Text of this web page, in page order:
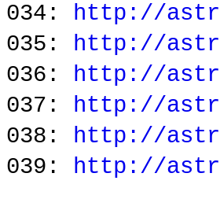
034: http://
035: http://
036: http://
037: http://
038: http://
039: http://